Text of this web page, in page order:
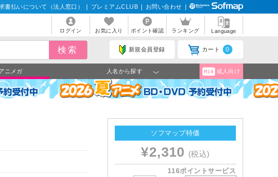
書払いについて（法人窓口） プレミアムCLUB お問い合わせ
ログイン お気に入り ポイント確認 ランキング Language
新規会員登録 カート 0
ニメガ 人名から探す R18 成人向け
ソフマップ特価
¥2,310 (税込)
116ポイントサービス